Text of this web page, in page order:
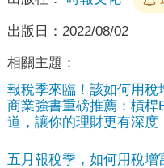
出版日： 2022/08/02
相關主題：
報稅季來臨！該如何用稅
商業強書重磅推薦：槓桿
道，讓你的理財更有深度
五月報稅季，如何用稅增